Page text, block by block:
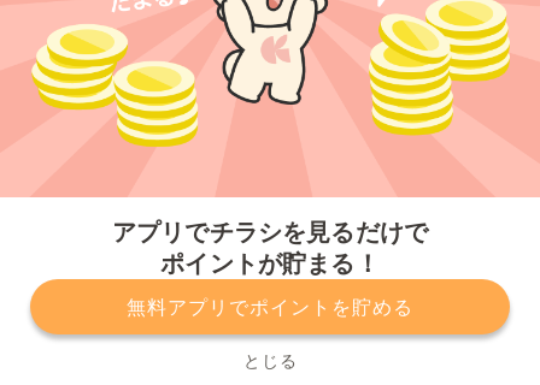
アプリでチラシを見るだけで
ポイントが貯まる！
無料アプリでポイントを貯める
とじる
プライバシーポリシー 利用規約
運営会社
サービスに関してのお問い合わせ